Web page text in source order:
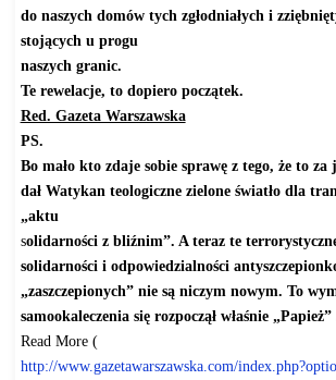
do naszych domów tych zgłodniałych i
stojących u progu
naszych granic.
Te rewelacje, to dopiero początek.
Red. Gazeta Warszawska
PS.
Bo mało kto zdaje sobie sprawę z tego, że to
dał Watykan teologiczne zielone światło dla
„aktu
solidarności z bliźnim”. A teraz te
solidarności i odpowiedzialności
„zaszczepionych” nie są niczym nowym. To
samookaleczenia się rozpoczął właśnie
Read More (
http://www.gazetawarszawska. com/